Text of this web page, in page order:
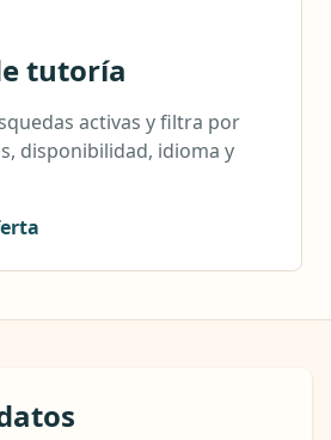
tutoría
activas y filtra por
disponibilidad, idioma y